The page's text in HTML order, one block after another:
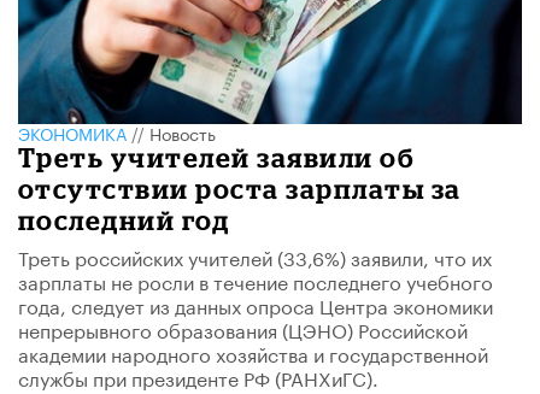
ЭКОНОМИКА//Новость
Треть учителей заявили об
отсутствии роста зарплаты за
последний год
Треть российских учителей (33,6%) заявили, что их
зарплаты не росли в течение последнего учебного
года, следует из данных опроса Центра экономики
непрерывного образования (ЦЭНО) Российской
академии народного хозяйства и государственной
службы при президенте РФ (РАНХиГС).